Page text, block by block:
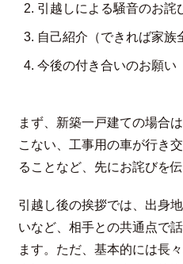
引越しによる騒音のお詫
自己紹介（できれば家族
今後の付き合いのお願い
まず、新築一戸建ての場合
こない、工事用の車が行き
ることなど、先にお詫びを
引越し後の挨拶では、出身
いなど、相手との共通点で
ます。ただ、基本的には長